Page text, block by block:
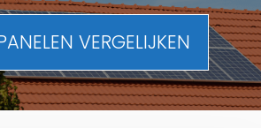
VERGELIJKEN